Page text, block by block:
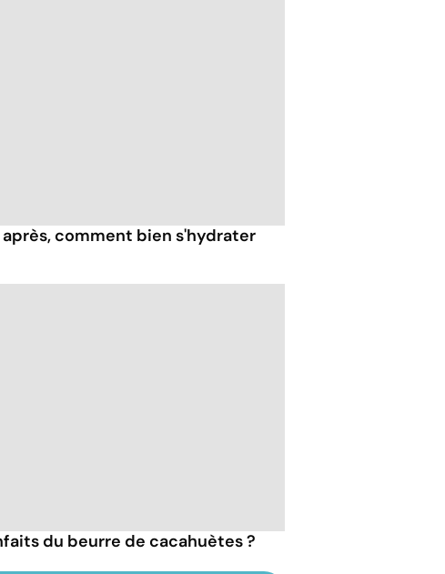
comment bien s'hydrater
du beurre de cacahuètes ?